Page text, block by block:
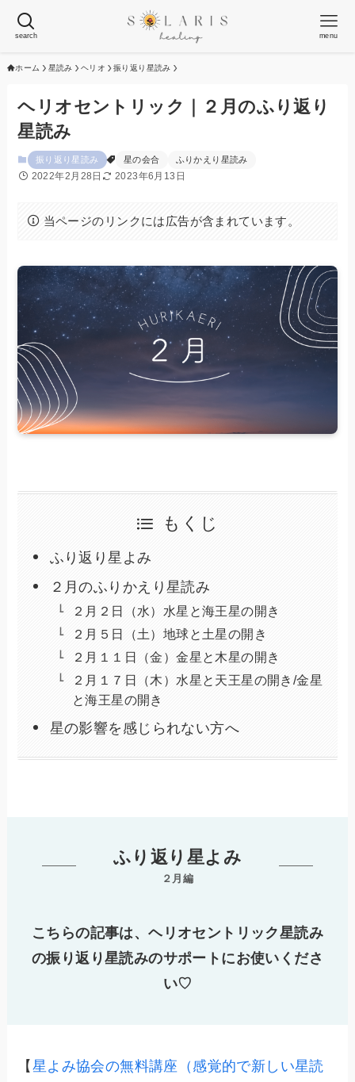
search menu
ホーム 星読み ヘリオ 振り返り星読み
ヘリオセントリック｜２月のふり返り
星読み
振り返り星読み 星の会合 ふりかえり星読み
2022年2月28日 2023年6月13日
当ページのリンクには広告が含まれています。
もくじ
ふり返り星よみ
２月のふりかえり星読み
２月２日（水）水星と海王星の開き
２月５日（土）地球と土星の開き
２月１１日（金）金星と木星の開き
２月１７日（木）水星と天王星の開き/金星
と海王星の開き
星の影響を感じられない方へ
ふり返り星よみ
２月編
こちらの記事は、ヘリオセントリック星読み
の振り返り星読みのサポートにお使いくださ
い♡
【 星よみ協会の無料講座（感覚的で新しい星読